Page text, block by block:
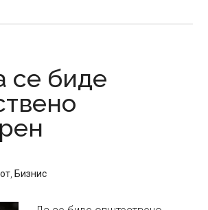
се биде
Бизнис